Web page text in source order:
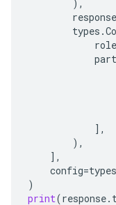
),
response
types .
role
],
),
],
config=types
)
print(response.